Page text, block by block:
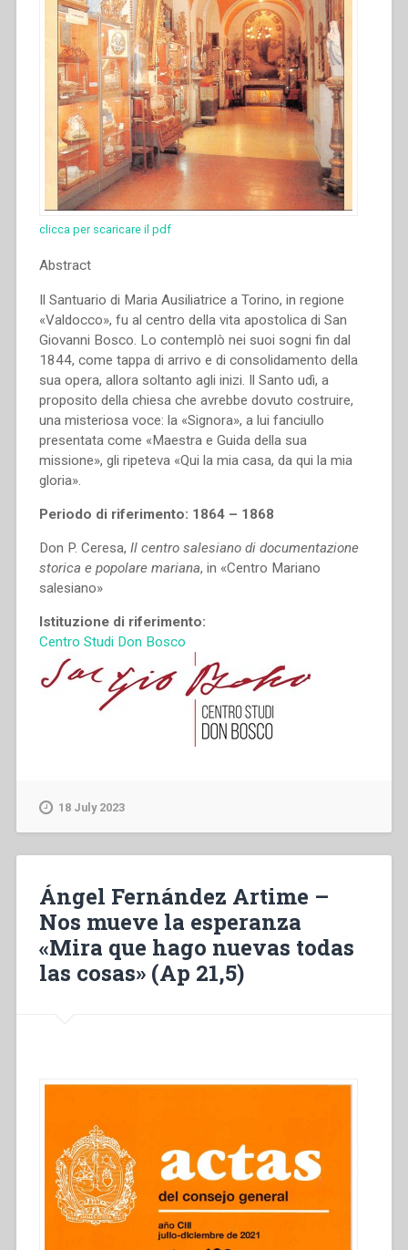
clicca per scaricare il pdf
Abstract
Il Santuario di Maria Ausiliatrice a Torino, in regione
«Valdocco», fu al centro della vita apostolica di San
Giovanni Bosco. Lo contemplò nei suoi sogni fin dal
1844, come tappa di arrivo e di consolidamento della
sua opera, allora soltanto agli inizi. Il Santo udì, a
proposito della chiesa che avrebbe dovuto costruire,
una misteriosa voce: la «Signora», a lui fanciullo
presentata come «Maestra e Guida della sua
missione», gli ripeteva «Qui la mia casa, da qui la mia
gloria».
Periodo di riferimento: 1864 – 1868
Don P. Ceresa, Il centro salesiano di documentazione
storica e popolare mariana, in «Centro Mariano
salesiano»
Istituzione di riferimento:
Centro Studi Don Bosco
18 July 2023
Ángel Fernández Artime –
Nos mueve la esperanza
«Mira que hago nuevas todas
las cosas» (Ap 21,5)